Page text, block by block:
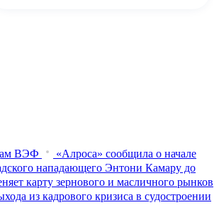
ВЭФ
«Алроса» сообщила о начале
нападающего Энтони Камару до
карту зернового и масличного рынков
из кадрового кризиса в судостроении